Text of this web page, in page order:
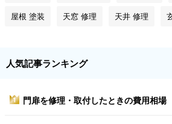
屋根 塗装 天窓 修理 天井 修理
人気記事ランキング
1 門扉を修理・取付したときの費用相場